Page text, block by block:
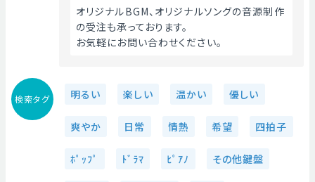
オリジナルBGM、オリジナルソングの音源制作
の受注も承っております。
お気軽にお問い合わせください。
検索タグ 明るい 楽しい 温かい 優しい
爽やか 日常 情熱 希望 四拍子
ﾎﾟｯﾌﾟ ﾄﾞﾗﾏ ﾋﾟｱﾉ その他鍵盤